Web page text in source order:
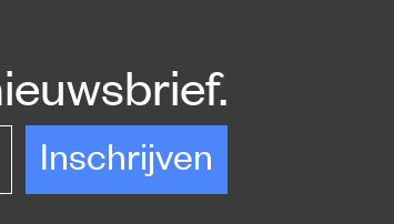
Inschrijven